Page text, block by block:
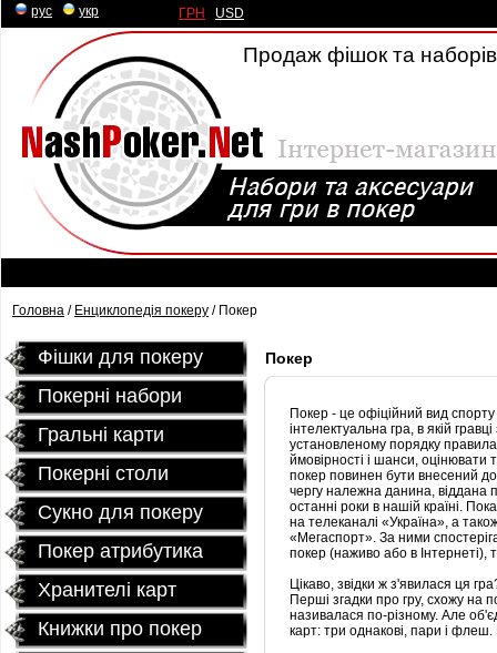
рус укр ГРН USD
Продаж фішок та
Головна / Енциклопедія покеру / Покер
Фішки для покеру
Покерні набори
Гральні карти
Покернi столи
Сукно для покеру
Покер атрибутика
Хранителі карт
Книжки про покер
Покер
Покер - це офіційний вид спорту
інтелектуальна гра, в якій
установленому порядку
ймовірності і шанси, оцінювати
покер повинен бути внесений до
чергу належна данина, віддана
останні роки в нашій країні.
на телеканалі «Україна», а
«Мегаспорт». За ними
покер (наживо або в Інтернеті),
Цікаво, звідки ж з'явилася ця
Перші згадки про гру, схожу на
називалася по-різному. Але
карт: три однакові, пари і флеш.